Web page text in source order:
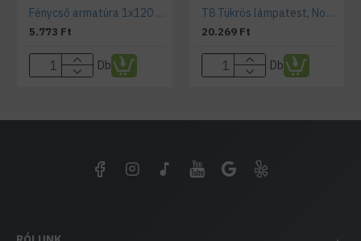
Fénycső armatúra 1x120 cm, por és páramentes, IP65
5.773 Ft
Db
T8 Tükrös lámpatest, Notus Premium, T8, 2x120cm
20.269 Ft
Db